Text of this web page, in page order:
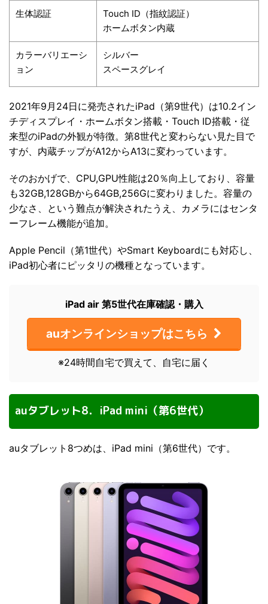
生体認証
Touch ID（指紋認証）
ホームボタン内蔵
カラーバリエーシ
ョン
シルバー
スペースグレイ
2021年9月24日に発売されたiPad（第9世代）は10.2イン
チディスプレイ・ホームボタン搭載・Touch ID搭載・従
来型のiPadの外観が特徴。第8世代と変わらない見た目で
すが、内蔵チップがA12からA13に変わっています。
そのおかげで、CPU,GPU性能は20％向上しており、容量
も32GB,128GBから64GB,256Gに変わりました。容量の
少なさ、という難点が解決されたうえ、カメラにはセンタ
ーフレーム機能が追加。
Apple Pencil（第1世代）やSmart Keyboardにも対応し、
iPad初心者にピッタリの機種となっています。
iPad air 第5世代在庫確認・購入
auオンラインショップはこちら
※24時間自宅で買えて、自宅に届く
auタブレット8．iPad mini（第6世代）
auタブレット8つめは、iPad mini（第6世代）です。